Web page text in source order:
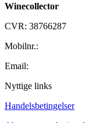
Winecollector
CVR: 38766287
Mobilnr.:
Email:
Nyttige links
Handelsbetingelser